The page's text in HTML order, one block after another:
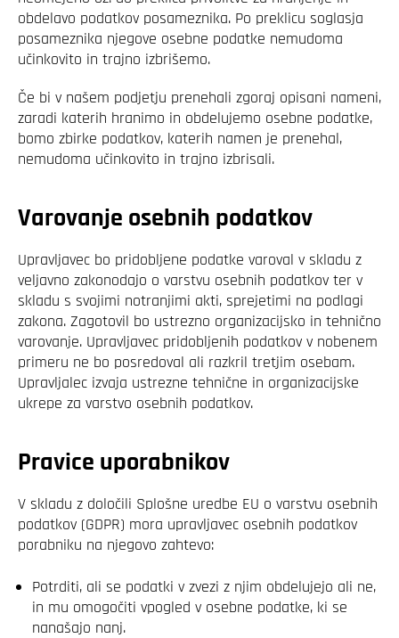
obdelavo podatkov posameznika. Po preklicu soglasja
posameznika njegove osebne podatke nemudoma
učinkovito in trajno izbrišemo.
Če bi v našem podjetju prenehali zgoraj opisani nameni,
zaradi katerih hranimo in obdelujemo osebne podatke,
bomo zbirke podatkov, katerih namen je prenehal,
nemudoma učinkovito in trajno izbrisali.
Varovanje osebnih podatkov
Upravljavec bo pridobljene podatke varoval v skladu z
veljavno zakonodajo o varstvu osebnih podatkov ter v
skladu s svojimi notranjimi akti, sprejetimi na podlagi
zakona. Zagotovil bo ustrezno organizacijsko in tehnično
varovanje. Upravljavec pridobljenih podatkov v nobenem
primeru ne bo posredoval ali razkril tretjim osebam.
Upravljalec izvaja ustrezne tehnične in organizacijske
ukrepe za varstvo osebnih podatkov.
Pravice uporabnikov
V skladu z določili Splošne uredbe EU o varstvu osebnih
podatkov (GDPR) mora upravljavec osebnih podatkov
porabniku na njegovo zahtevo:
Potrditi, ali se podatki v zvezi z njim obdelujejo ali ne,
in mu omogočiti vpogled v osebne podatke, ki se
nanašajo nanj.